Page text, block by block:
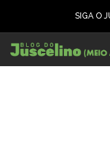
SIGA O